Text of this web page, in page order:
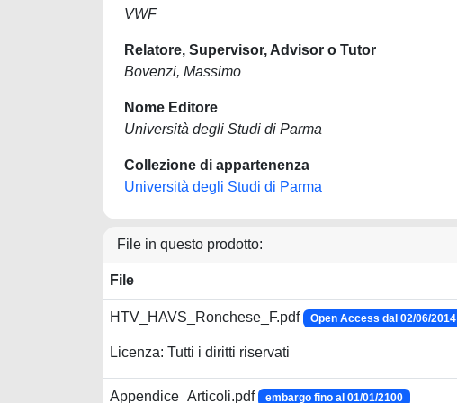
VWF
Relatore, Supervisor, Advisor o Tutor
Bovenzi, Massimo
Nome Editore
Università degli Studi di Parma
Collezione di appartenenza
Università degli Studi di Parma
File in questo prodotto:
File
HTV_HAVS_Ronchese_F.pdf Open Access dal 02/06/2014
Licenza: Tutti i diritti riservati
Appendice_Articoli.pdf embargo fino al 01/01/2100